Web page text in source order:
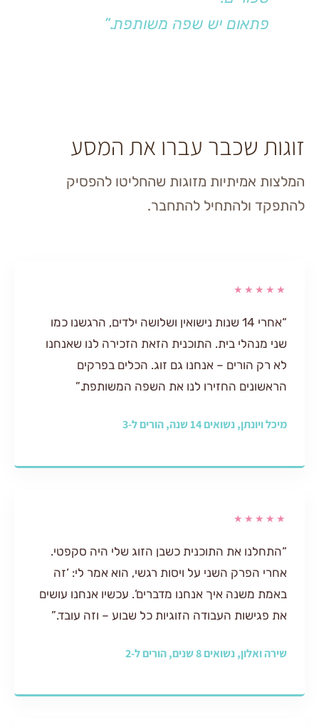
יש שפה משותפת.”
עברו את המסע
מזוגות שהחליטו להפסיק
להתחבר.
“אחרי 14 שנות נישואין ושלושה ילדים, הרגשנו כמו
בית. התוכנית הזאת הזכירה לנו שאנחנו
– אנחנו גם זוג. הכלים בפרקים
החזירו לנו את השפה המשותפת.”
14 שנה, הורים ל-3
את התוכנית כשבן הזוג שלי היה סקפטי.
השני על ויסות רגשי, הוא אמר לי: ‘זה
איך אנחנו מדברים’. עכשיו אנחנו עושים
העבודה הזוגיות כל שבוע – וזה עובד.”
8 שנים, הורים ל-2